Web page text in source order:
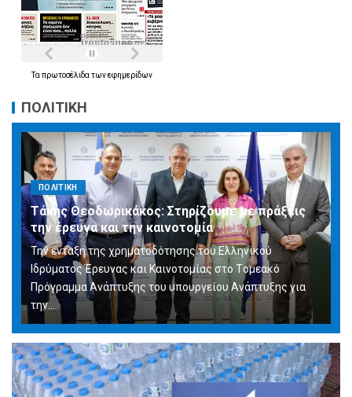
Τα πρωτοσέλιδα τωνεφημερίδων
ΠΟΛΙΤΙΚΗ
ΠΟΛΙΤΙΚΗ
Τάκης Θεοδωρικάκος: Στηρίζουμε με πράξεις
την έρευνα και την καινοτομία
Την ένταξη της χρηματοδότησης του Ελληνικού
Ιδρύματος Έρευνας και Καινοτομίας στο Tομεακό
Πρόγραμμα Ανάπτυξης του υπουργείου Ανάπτυξης για
την…